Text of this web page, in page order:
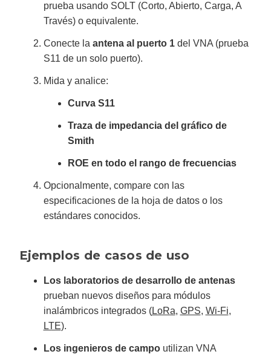
prueba usando SOLT (Corto, Abierto, Carga, A
Través) o equivalente.
Conecte la antena al puerto 1del VNA (prueba
S11 de un solo puerto).
Mida y analice:
Curva S11
Traza de impedancia del gráfico de
Smith
ROE en todo el rango de frecuencias
Opcionalmente, compare con las
especificaciones de la hoja de datos o los
estándares conocidos.
Ejemplos de casos de uso
Los laboratorios de desarrollo de antenas
prueban nuevos diseños para módulos
inalámbricos integrados (LoRa, GPS, Wi-Fi,
LTE).
Los ingenieros de campoutilizan VNA